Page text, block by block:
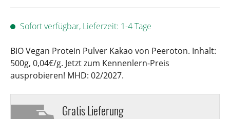
Sofort verfügbar, Lieferzeit: 1-4 Tage
BIO Vegan Protein Pulver Kakao von Peeroton. Inhalt:
500g, 0,04€/g. Jetzt zum Kennenlern-Preis
ausprobieren! MHD: 02/2027.
Gratis Lieferung